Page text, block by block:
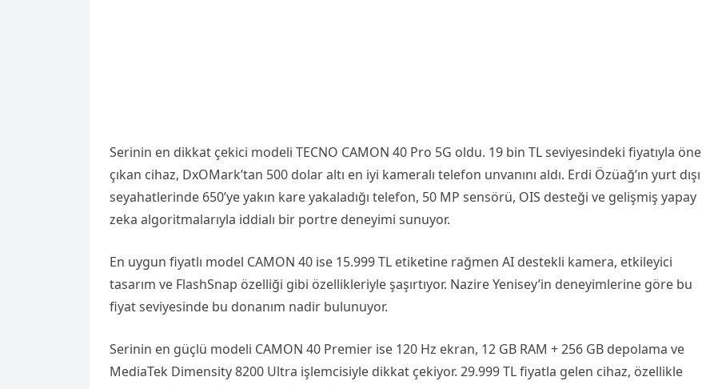
Serinin en dikkat çekici modeli TECNO CAMON 40 Pro 5G oldu. 19 bin TL seviyesindeki fiyatıyla öne
çıkan cihaz, DxOMark’tan 500 dolar altı en iyi kameralı telefon unvanını aldı. Erdi Özüağ’ın yurt dışı
seyahatlerinde 650’ye yakın kare yakaladığı telefon, 50 MP sensörü, OIS desteği ve gelişmiş yapay
zeka algoritmalarıyla iddialı bir portre deneyimi sunuyor.
En uygun fiyatlı model CAMON 40 ise 15.999 TL etiketine rağmen AI destekli kamera, etkileyici
tasarım ve FlashSnap özelliği gibi özellikleriyle şaşırtıyor. Nazire Yenisey’in deneyimlerine göre bu
fiyat seviyesinde bu donanım nadir bulunuyor.
Serinin en güçlü modeli CAMON 40 Premier ise 120 Hz ekran, 12 GB RAM + 256 GB depolama ve
MediaTek Dimensity 8200 Ultra işlemcisiyle dikkat çekiyor. 29.999 TL fiyatla gelen cihaz, özellikle